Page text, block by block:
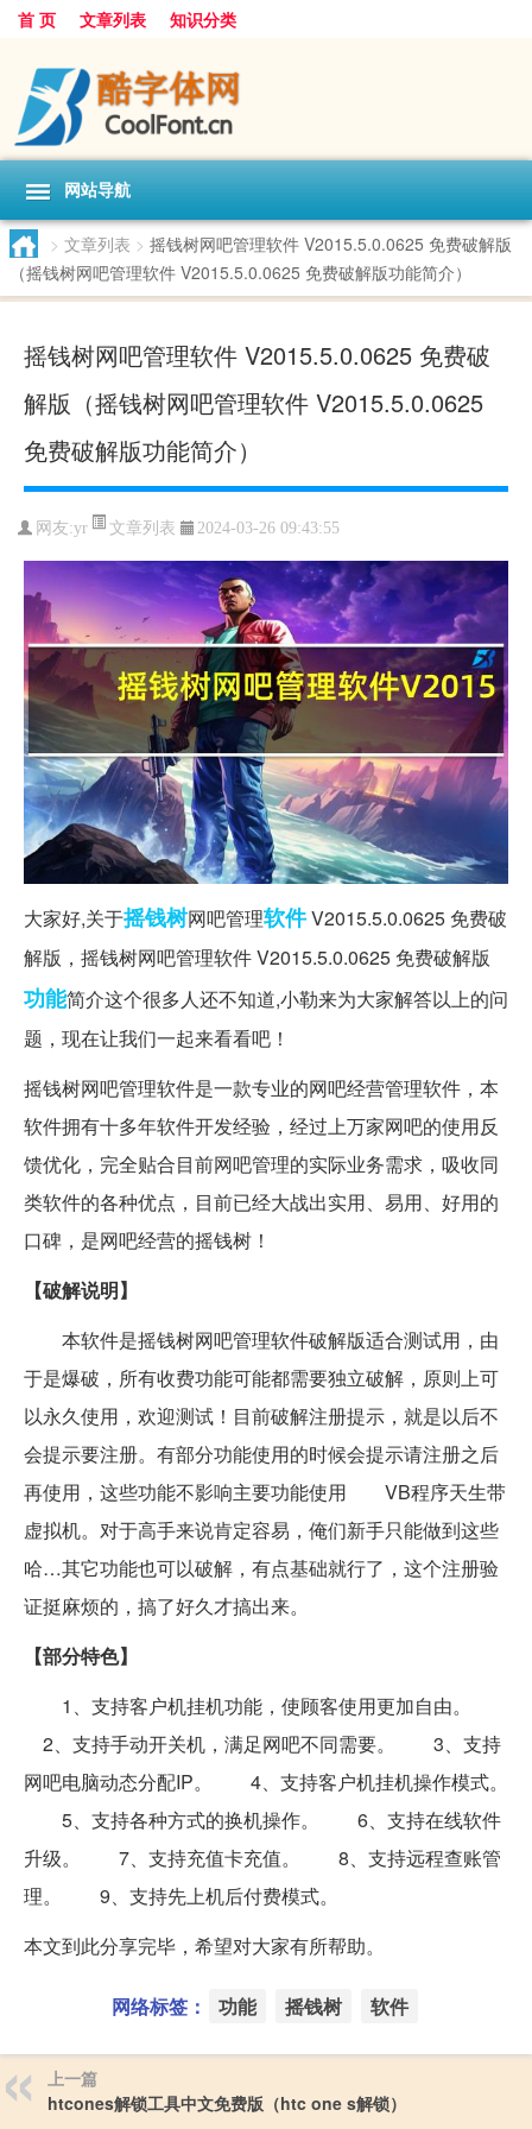
首 页 文章列表 知识分类
网站导航
> 文章列表 > 摇钱树网吧管理软件 V2015.5.0.0625 免费破解版
（摇钱树网吧管理软件 V2015.5.0.0625 免费破解版功能简介）
摇钱树网吧管理软件 V2015.5.0.0625 免费破
解版（摇钱树网吧管理软件 V2015.5.0.0625
免费破解版功能简介）
网友:yr 文章列表 2024-03-26 09:43:55
大家好,关于摇钱树网吧管理软件V2015.5.0.0625 免费破
解版，摇钱树网吧管理软件 V2015.5.0.0625 免费破解版
功能简介这个很多人还不知道,小勒来为大家解答以上的问
题，现在让我们一起来看看吧！
摇钱树网吧管理软件是一款专业的网吧经营管理软件，本
软件拥有十多年软件开发经验，经过上万家网吧的使用反
馈优化，完全贴合目前网吧管理的实际业务需求，吸收同
类软件的各种优点，目前已经大战出实用、易用、好用的
口碑，是网吧经营的摇钱树！
【破解说明】
本软件是摇钱树网吧管理软件破解版适合测试用，由
于是爆破，所有收费功能可能都需要独立破解，原则上可
以永久使用，欢迎测试！目前破解注册提示，就是以后不
会提示要注册。有部分功能使用的时候会提示请注册之后
再使用，这些功能不影响主要功能使用 VB程序天生带
虚拟机。对于高手来说肯定容易，俺们新手只能做到这些
哈…其它功能也可以破解，有点基础就行了，这个注册验
证挺麻烦的，搞了好久才搞出来。
【部分特色】
1、支持客户机挂机功能，使顾客使用更加自由。
2、支持手动开关机，满足网吧不同需要。 3、支持
网吧电脑动态分配IP。 4、支持客户机挂机操作模式。
5、支持各种方式的换机操作。 6、支持在线软件
升级。 7、支持充值卡充值。 8、支持远程查账管
理。 9、支持先上机后付费模式。
本文到此分享完毕，希望对大家有所帮助。
网络标签： 功能 摇钱树 软件
上一篇
htcones解锁工具中文免费版（htc one s解锁）